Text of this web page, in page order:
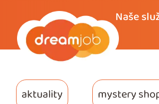
Naše
aktuality mystery